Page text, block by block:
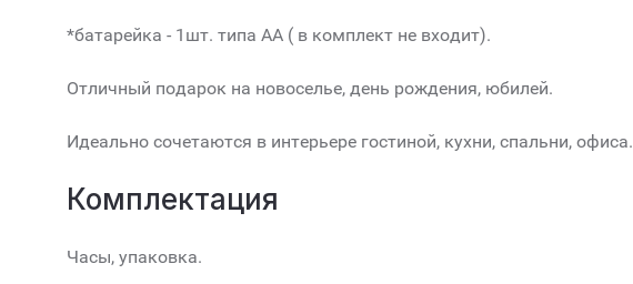
*батарейка - 1шт. типа АА ( в комплект не входит).
Отличный подарок на новоселье, день рождения, юбилей.
Идеально сочетаются в интерьере гостиной, кухни, спальни, офиса.
Комплектация
Часы, упаковка.